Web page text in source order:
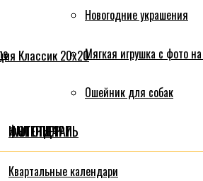
Классик 20x20
Новогодние украшения
Мягкая игрушка с фото
Ошейник для собак
ФОТОПЕЧАТЬ
КАЛЕНДАРИ
Квартальные календари
ИНТЕРЬЕР